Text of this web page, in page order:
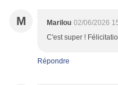
M Marilou 02/06/2026
C'est super !
Répondre